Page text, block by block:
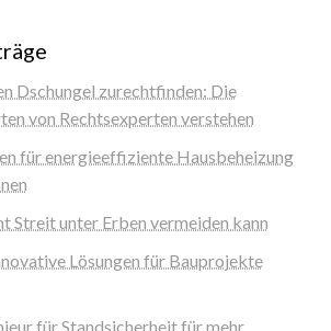
Dschungel zurechtfinden: Die
von Rechtsexperten verstehen
für energieeffiziente Hausbeheizung
Streit unter Erben vermeiden kann
Lösungen für Bauprojekte
für Standsicherheit für mehr